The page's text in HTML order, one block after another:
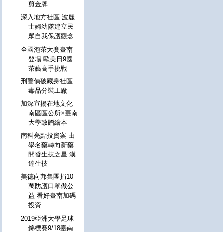
剪金牌
深入地方社區 波麗
士婦幼隊建立民
眾自我保護觀念
全國泡茶大賽臺南
登場 歐美日9國
茶藝高手挑戰
刑警偵破藏身社區
毒品分裝工廠
加深宣揚在地文化
南區區公所×臺南
大學致贈繪本
南科亮點投資案 由
學名藥轉向新藥
開發生技之星-漢
達生技
美德向邦集團捐10
萬防護口罩做公
益 看好臺南加碼
投資
2019亞洲大學足球
錦標賽9/18臺南